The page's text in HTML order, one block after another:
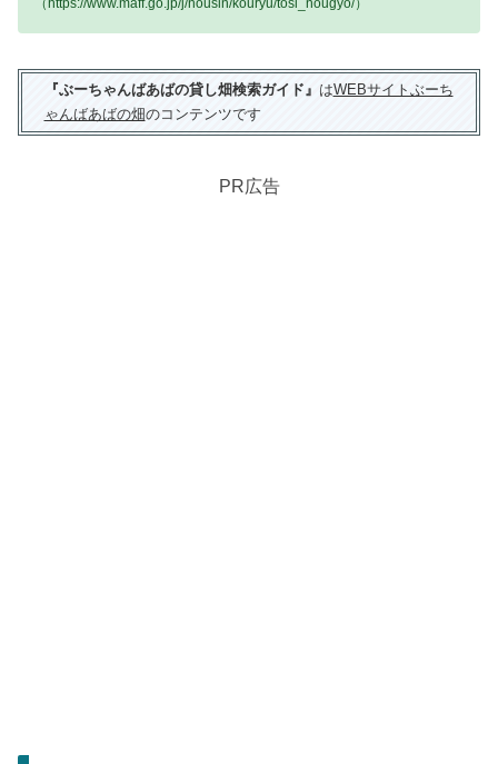
『ぶーちゃんばあばの貸し畑検索ガイド』 はWEBサイトぶーち
ゃんばあばの畑のコンテンツです
PR広告